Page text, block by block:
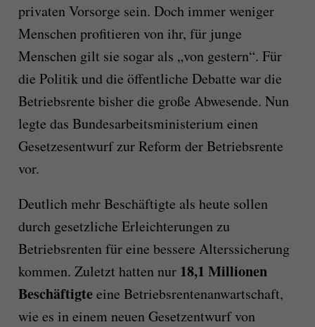
privaten Vorsorge sein. Doch immer weniger
Menschen profitieren von ihr, für junge
Menschen gilt sie sogar als „von gestern“. Für
die Politik und die öffentliche Debatte war die
Betriebsrente bisher die große Abwesende. Nun
legte das Bundesarbeitsministerium einen
Gesetzesentwurf zur Reform der Betriebsrente
vor.
Deutlich mehr Beschäftigte als heute sollen
durch gesetzliche Erleichterungen zu
Betriebsrenten für eine bessere Alterssicherung
kommen. Zuletzt hatten nur 18,1 Millionen
Beschäftigteeine Betriebsrentenanwartschaft,
wie es in einem neuen Gesetzentwurf von